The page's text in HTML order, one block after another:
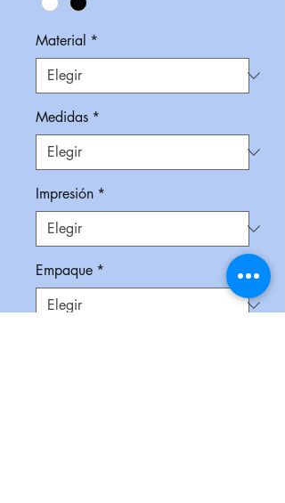
Material *
Medidas *
Impresión *
Empaque *